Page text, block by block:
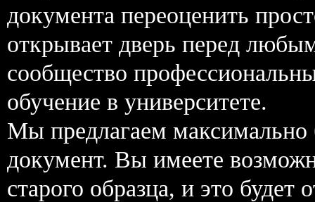
документа переоценить
открывает дверь перед
сообщество
обучение в университете.
Мы предлагаем
документ. Вы имеете
старого образца, и это